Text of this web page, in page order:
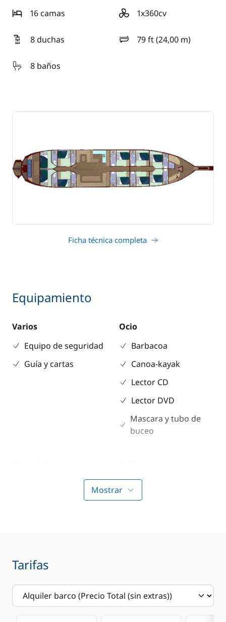
16 camas
1x360cv
motorización
8 duchas
79 ft (24,00 m)
eslora
8 baños
Ficha técnica completa
Equipamiento
Varios
Equipo de seguridad
Guía y cartas
Ocio
Barbacoa
Canoa-kayak
Lector CD
Lector DVD
Mascara y tubo de
buceo
Altavoces exteriores
Bañera de teca /
Mesa de bañera
Red de seguridad
Mostrar
Tarifas